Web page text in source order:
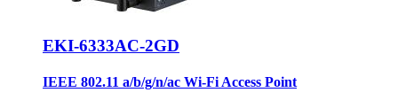
EKI-6333AC-2GD
IEEE 802.11 a/b/g/n/ac Wi-Fi Access Point